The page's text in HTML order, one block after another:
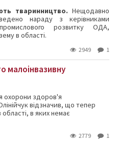
тваринництво. Нещодавно
нараду з керівниками
розвитку ОДА,
в області.
2949 1
малоінвазивну
охорони здоров'я
відзначив, що тепер
в яких немає
2779 1